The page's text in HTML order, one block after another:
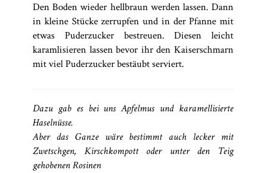
Den Boden wieder hellbraun werden lassen. Dann
in kleine Stücke zerrupfen und in der Pfanne mit
etwas Puderzucker bestreuen. Diesen leicht
karamlisieren lassen bevor ihr den Kaiserschmarn
mit viel Puderzucker bestäubt serviert.
Dazu gab es bei uns Apfelmus und karamellisierte
Haselnüsse.
Aber das Ganze wäre bestimmt auch lecker mit
Zwetschgen, Kirschkompott oder unter den Teig
gehobenen Rosinen